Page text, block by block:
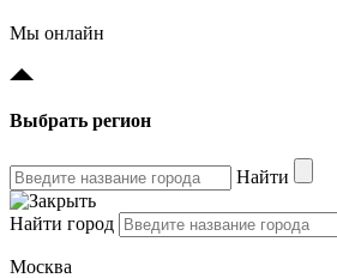
Мы онлайн
Выбрать регион
Найти
Найти город
Москва